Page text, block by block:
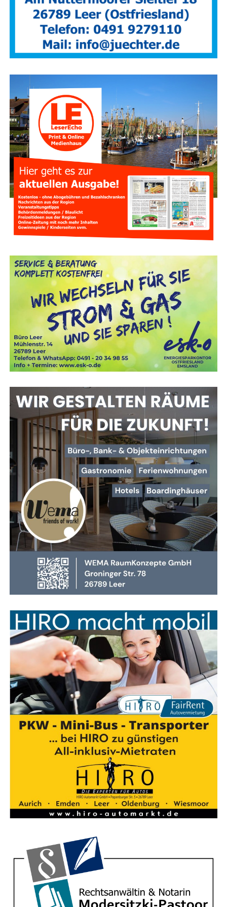
Neue Her­aus­for­de­run­gen für
Atemschutzgeräteträger
Vie­les hat sich für Feu­er­wehr­leu­te im Atem­schutz­ein­satz
ver­än­dert. Moder­ne Ein­satz­klei­dung schützt deut­lich bes­
ser als frü­her, ver­mit­telt aber manch­mal eine trü­ge­ri­sche
Sicher­heit. Denn die Beklei­dung hält zwar gro­ße Hit­ze
zunächst ab – dringt die­se aber durch, kann es für den
Trä­ger lebens­ge­fähr­lich wer­den. Des­halb ist es wich­tig,
dass Feu­er­wehr­leu­te die Gren­zen ihrer Schutz­aus­rüs­tung
in einem siche­ren Umfeld kennenlernen.
Hin­zu kommt: Durch moder­ne Bau­wei­sen und Mate­ria­li­en
hat sich das Brand­ver­hal­ten ver­än­dert. Brän­de ent­wi­ckeln
sich heu­te oft schwe­lend, pro­du­zie­ren gif­ti­ge Gase und
kön­nen beim Öff­nen von Türen explo­si­ons­ar­tig durch­zün­
den. Sol­che Sze­na­ri­en stel­len höchs­te Anfor­de­run­gen an
Tak­tik, Team­ar­beit und das rich­ti­ge Vorgehen.
mehr lesen — Hier klicken
Anzeige
UPDATE: Wohn­haus­brand in Ihr­ho­ve – Ursa­che
unklar, Lüde­weg vor­sorg­lich gesperrt!